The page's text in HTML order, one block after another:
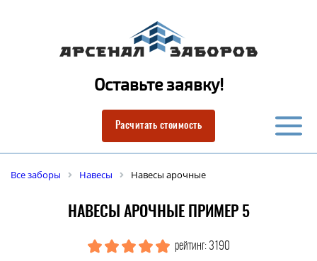
Оставьте заявку!
Расчитать стоимость
Все заборы Навесы Навесы арочные
НАВЕСЫ АРОЧНЫЕ ПРИМЕР 5
рейтинг: 3190